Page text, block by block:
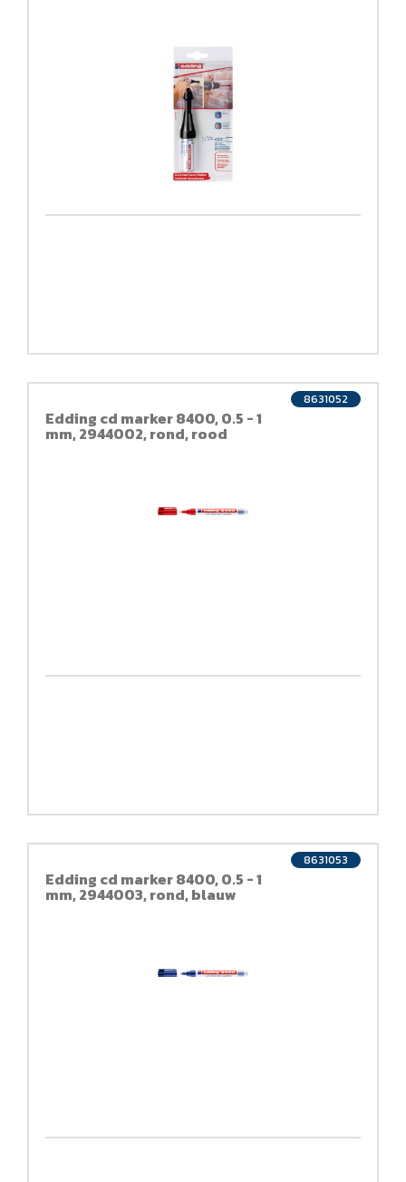
Edding cd marker 8400, 0.5 - 1
mm, 2944002, rond, rood
8631052
Edding cd marker 8400, 0.5 - 1
mm, 2944003, rond, blauw
8631053